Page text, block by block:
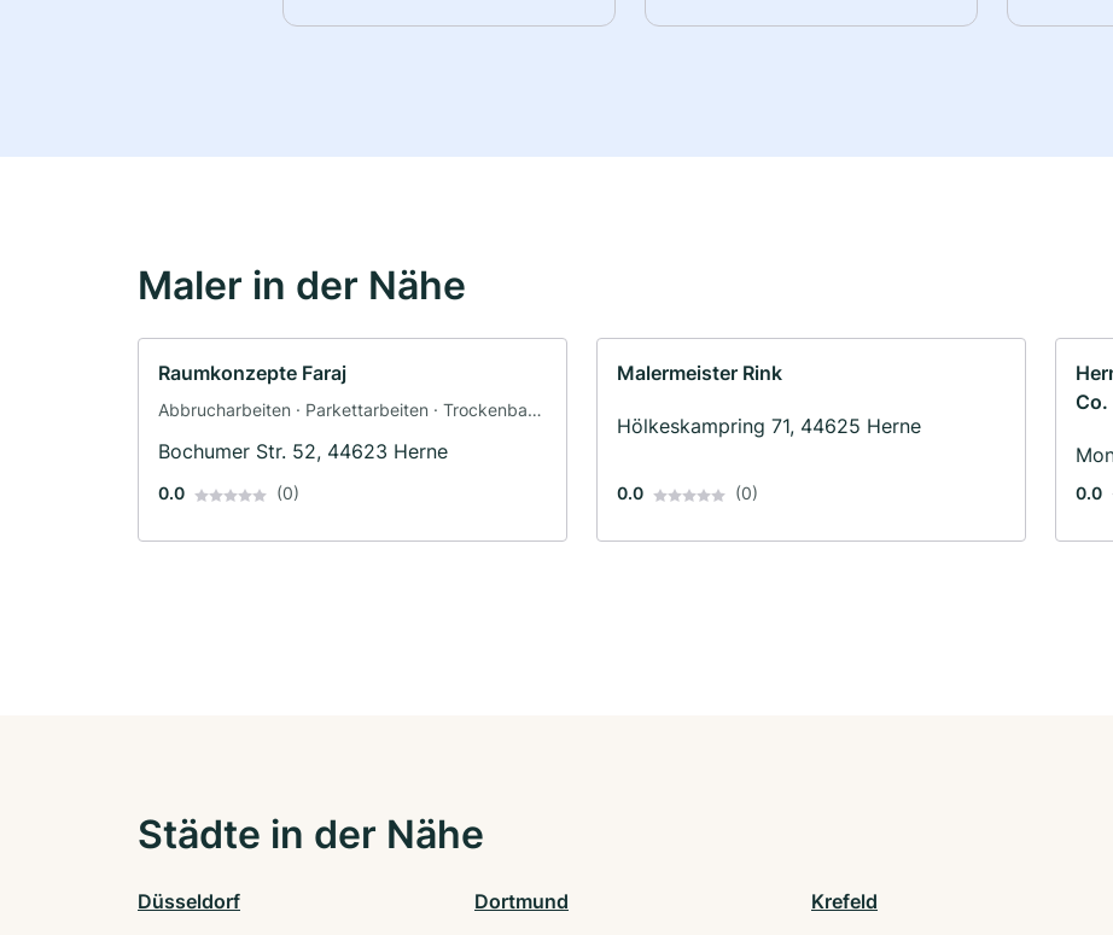
Maler in der Nähe
Raumkonzepte Faraj
Abbrucharbeiten · Parkettarbeiten · Trockenbau ·
Hausmeisterservice
Bochumer Str. 52, 44623 Herne
0.0 (0)
Malermeister Rink
Hölkeskampring 71, 44625 Herne
0.0 (0)
Co.
0.0
Städte in der Nähe
Düsseldorf Dortmund Krefeld